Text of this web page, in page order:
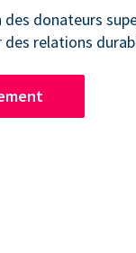
donateurs
relations